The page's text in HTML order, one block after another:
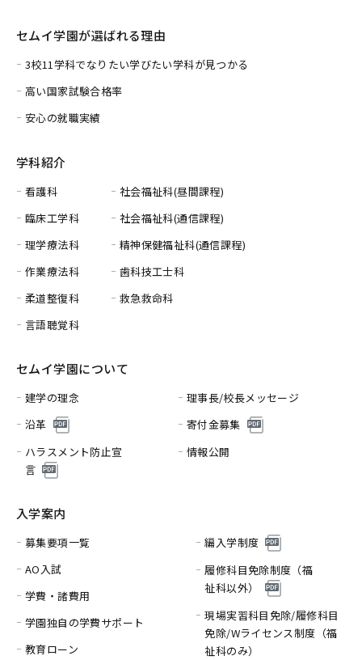
セムイ学園が選ばれる理由
3校11学科でなりたい学びたい学科が見つかる
高い国家試験合格率
安心の就職実績
学科紹介
看護科
臨床工学科
理学療法科
作業療法科
柔道整復科
言語聴覚科
社会福祉科(昼間課程)
社会福祉科(通信課程)
精神保健福祉科(通信課程)
歯科技工士科
救急救命科
セムイ学園について
建学の理念
理事長/校長メッセージ
沿革
寄付金募集
ハラスメント防止宣
言
情報公開
入学案内
募集要項一覧
AO入試
学費・諸費用
学園独自の学費サポート
教育ローン
編入学制度
履修科目免除制度（福
祉科以外）
現場実習科目免除/履修科目
免除/Wライセンス制度（福
祉科のみ）